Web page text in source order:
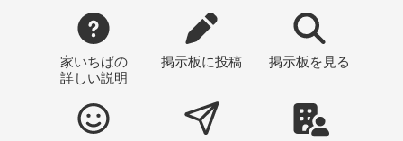
家いちばの
詳しい説明
掲示板に投稿 掲示板 を見る